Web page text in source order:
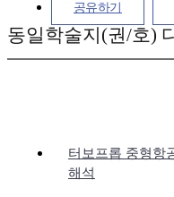
공유하기
동일학술지(권/호)
터보프롭 중형항
해석